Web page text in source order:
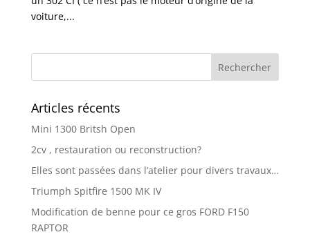
voiture,...
Articles récents
Mini 1300 Britsh Open
2cv , restauration ou reconstruction?
Elles sont passées dans l’atelier pour divers travaux…
Triumph Spitfire 1500 MK IV
Modification de benne pour ce gros FORD F150
RAPTOR